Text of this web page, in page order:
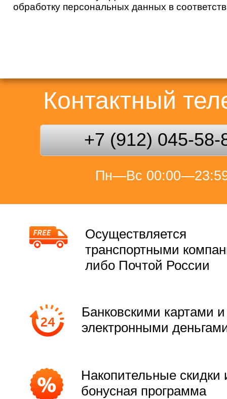
обработку персональных данных в
Контактный
+7 (912) 045-58-
Пн—Вс
Осуществляется
транспортными
либо Почтой России
Банковскими картами и
электронными
Накопительные скидки
бонусная программа